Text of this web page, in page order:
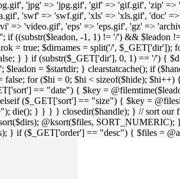
'jpg' => 'jpg.gif', 'gif' => 'gif.gif', 'zip' =>
'swf' => 'swf.gif', 'xls' => 'xls.gif', 'doc'
=> 'video.gif', 'eps' => 'eps.gif', 'gz' =>
if ((substr($leadon, -1, 1) != '/') &&
= true; $dirnames = split('/', $_GET['dir']);
} } if (substr($_GET['dir'], 0, 1) == '/') {
$leadon = $startdir; } clearstatcache(); if
false; for ($hi = 0; $hi < sizeof($hide);
== "date") { $key =
($_GET['sort'] == "size") { $key =
die(); } } } } closedir($handle); } // sort
@ksort($files,
} if ($_GET['order'] == "desc") { $files =